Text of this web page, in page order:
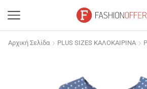
Αρχική Σελίδα PLUS SIZES ΚΑΛΟΚΑΙΡΙΝΑ